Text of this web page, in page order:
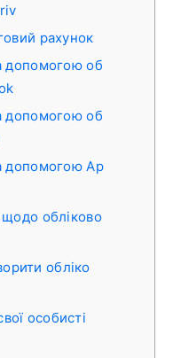
рахунок
допомогою об
допомогою об
допомогою Ap
щодо обліково
обліко
особисті